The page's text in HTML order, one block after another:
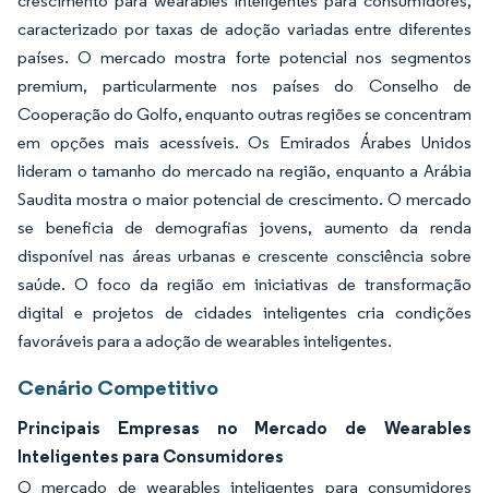
caracterizado por taxas de adoção variadas entre diferentes
países. O mercado mostra forte potencial nos segmentos
premium, particularmente nos países do Conselho de
Cooperação do Golfo, enquanto outras regiões se concentram
em opções mais acessíveis. Os Emirados Árabes Unidos
lideram o tamanho do mercado na região, enquanto a Arábia
Saudita mostra o maior potencial de crescimento. O mercado
se beneficia de demografias jovens, aumento da renda
disponível nas áreas urbanas e crescente consciência sobre
saúde. O foco da região em iniciativas de transformação
digital e projetos de cidades inteligentes cria condições
favoráveis para a adoção de wearables inteligentes.
Cenário Competitivo
Principais Empresas no Mercado de Wearables
Inteligentes para Consumidores
O mercado de wearables inteligentes para consumidores